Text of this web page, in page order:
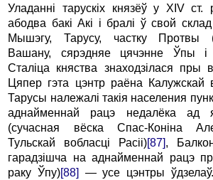
Уладанні тарускіх князёў у XIV ст.
абодва бакі Акі i бралі ў свой
Мышэгу, Тарусу, частку Протвы
Вашану, сярэдняе цячэнне Ўпы i
Сталіца княства знаходзілася пры
Цяпер гэта цэнтр раёна Калужскай
Тарусы належалі такія населе­ния
аднайменнай рацэ недалёка ад
(сучасная вёска Спас-Коніна
Тульскай вобласці Расіі)[87],
гарадзішча на аднайменнай рацэ
раку Ўпу)[88]
— усе цэнтры